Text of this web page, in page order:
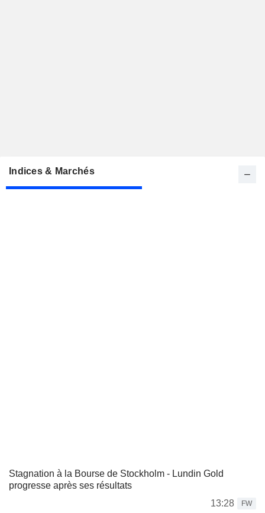
Indices & Marchés
Stagnation à la Bourse de Stockholm - Lundin Gold
progresse après ses résultats
13:28
FW